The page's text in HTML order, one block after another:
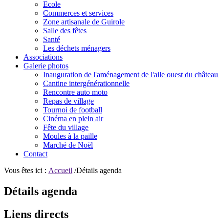
Ecole
Commerces et services
Zone artisanale de Guirole
Salle des fêtes
Santé
Les déchets ménagers
Associations
Galerie photos
Inauguration de l'aménagement de l'aile ouest du
Cantine intergénérationnelle
Rencontre auto moto
Repas de village
Tournoi de football
Cinéma en plein air
Fête du village
Moules à la paille
Marché de Noël
Contact
Vous êtes ici : Accueil /Détails agenda
Détails agenda
Liens directs